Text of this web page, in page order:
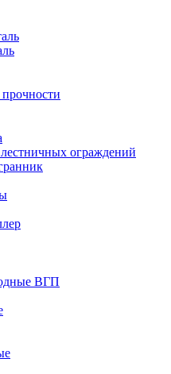
ограждений
ВГП